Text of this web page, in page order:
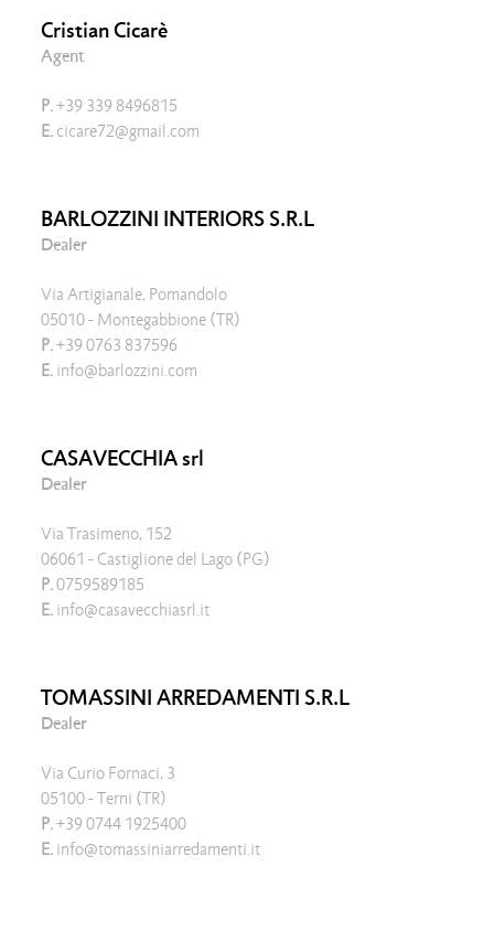
Cristian Cicarè
Agent
P.+39 339 8496815
E. cicare72@gmail.com
BARLOZZINI INTERIORS S.R.L
Dealer
Via Artigianale, Pomandolo
05010 - Montegabbione (TR)
P.+39 0763 837596
E. info@barlozzini.com
CASAVECCHIA srl
Dealer
Via Trasimeno, 152
06061 - Castiglione del Lago (PG)
P.0759589185
E. info@casavecchiasrl.it
TOMASSINI ARREDAMENTI S.R.L
Dealer
Via Curio Fornaci, 3
05100 - Terni (TR)
P.+39 0744 1925400
E. info@tomassiniarredamenti.it